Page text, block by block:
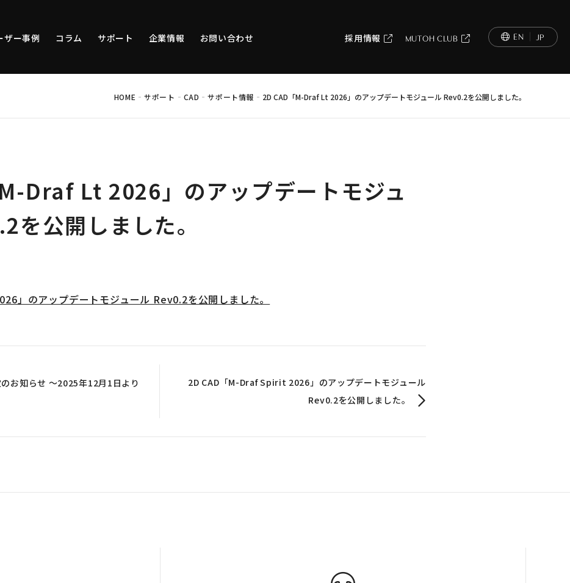
ザー事例 コラム サポート 企業情報 お問い合わせ 採用情報 MUTOH CLUB EN JP
HOME -サポート - CAD -サポート情報 - 2D CAD「M-Draf Lt 2026」のアップデートモジュール Rev0.2を公開しました。
Draf Lt 2026」のアップデートモジュ
を公開しました。
」のアップデートモジュール Rev0.2を公開しました。
お知らせ ～2025年12月1日より
2D CAD「M-Draf Spirit 2026」のアップデートモジュール
Rev0.2を公開しました。